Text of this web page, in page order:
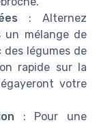
: Alternez
un mélange de
légumes de
rapide sur la
votre
: Pour une